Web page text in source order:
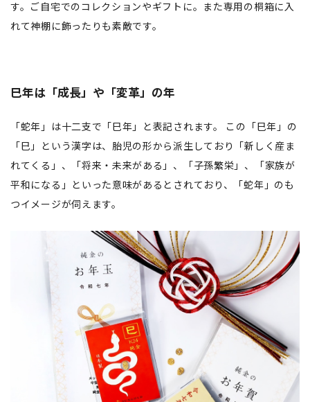
す。ご自宅でのコレクションやギフトに。また専用の桐箱に入
れて神棚に飾ったりも素敵です。
巳年は「成長」や「変革」の年
「蛇年」は十二支で「巳年」と表記されます。 この「巳年」の
「巳」という漢字は、胎児の形から派生しており「新しく産ま
れてくる」、「将来・未来がある」、「子孫繁栄」、「家族が
平和になる」といった意味があるとされており、「蛇年」のも
つイメージが伺えます。